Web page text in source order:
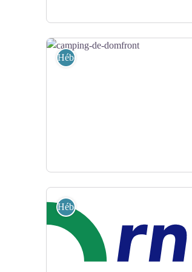
Hébergements
Hébergements